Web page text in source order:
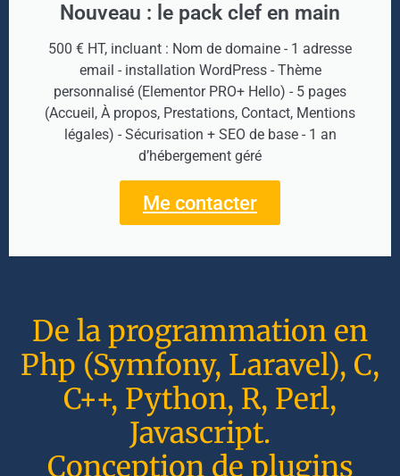
Nouveau : le pack clef en main
500 € HT, incluant : Nom de domaine - 1 adresse
email - installation WordPress - Thème
personnalisé (Elementor PRO+ Hello) - 5 pages
(Accueil, À propos, Prestations, Contact, Mentions
légales) - Sécurisation + SEO de base - 1 an
d’hébergement géré
Me contacter
De la programmation en
Php (Symfony, Laravel), C,
C++, Python, R, Perl,
Javascript.
Conception de plugins